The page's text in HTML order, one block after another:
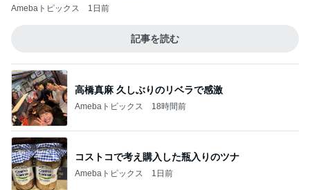
Amebaトピックス 18時間前
コストコで考え購入した瓶入りのツナ
Amebaトピックス 1日前
仕事のミスで悩まされた末期な症状
Amebaトピックス 1日前